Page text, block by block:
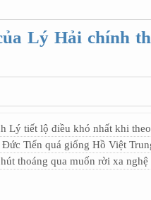
Lý Hải chính
Lý tiết lộ điều khó nhất khi
Tiến quá giống Hồ Việt
thoáng qua muốn rời xa nghệ